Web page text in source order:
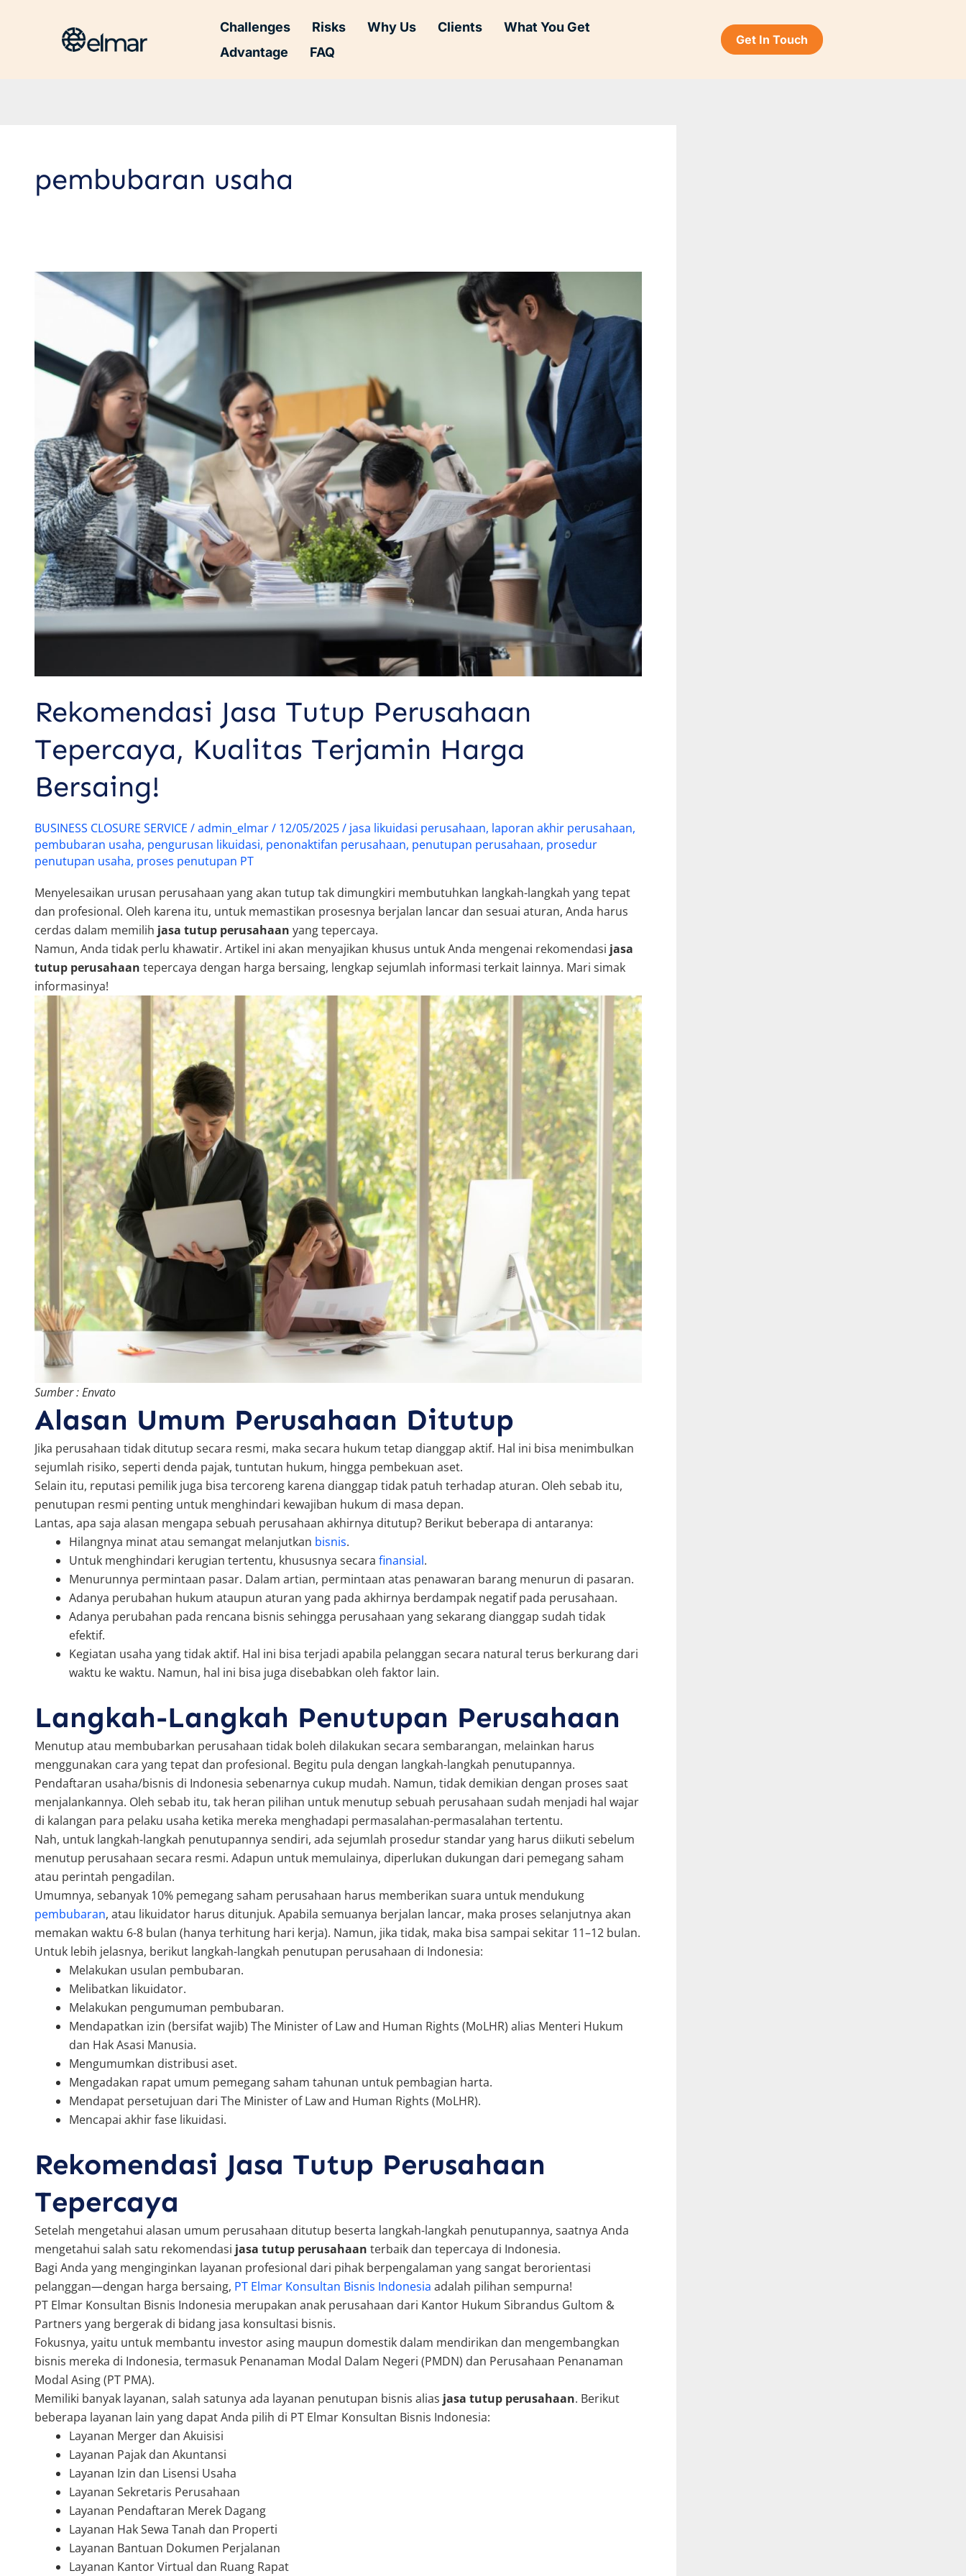
Challenges Risks Why Us Clients
What You Get
Advantage
FAQ
Get In Touch
pembubaran usaha
Rekomendasi Jasa Tutup Perusahaan
Tepercaya, Kualitas Terjamin Harga
Bersaing!
BUSINESS CLOSURE SERVICE /admin_elmar/ 12/05/2025/ jasa likuidasi perusahaan, laporan akhir perusahaan,
pembubaran usaha, pengurusan likuidasi, penonaktifan perusahaan, penutupan perusahaan, prosedur
penutupan usaha, proses penutupan PT
Menyelesaikan urusan perusahaan yang akan tutup tak dimungkiri membutuhkan langkah-langkah yang tepat
dan profesional. Oleh karena itu, untuk memastikan prosesnya berjalan lancar dan sesuai aturan, Anda harus
cerdas dalam memilih jasa tutup perusahaan yang tepercaya.
Namun, Anda tidak perlu khawatir. Artikel ini akan menyajikan khusus untuk Anda mengenai rekomendasi jasa
tutup perusahaan tepercaya dengan harga bersaing, lengkap sejumlah informasi terkait lainnya. Mari simak
informasinya!
Sumber : Envato
Alasan Umum Perusahaan Ditutup
Jika perusahaan tidak ditutup secara resmi, maka secara hukum tetap dianggap aktif. Hal ini bisa menimbulkan
sejumlah risiko, seperti denda pajak, tuntutan hukum, hingga pembekuan aset.
Selain itu, reputasi pemilik juga bisa tercoreng karena dianggap tidak patuh terhadap aturan. Oleh sebab itu,
penutupan resmi penting untuk menghindari kewajiban hukum di masa depan.
Lantas, apa saja alasan mengapa sebuah perusahaan akhirnya ditutup? Berikut beberapa di antaranya:
Hilangnya minat atau semangat melanjutkan bisnis.
Untuk menghindari kerugian tertentu, khususnya secara finansial.
Menurunnya permintaan pasar. Dalam artian, permintaan atas penawaran barang menurun di pasaran.
Adanya perubahan hukum ataupun aturan yang pada akhirnya berdampak negatif pada perusahaan.
Adanya perubahan pada rencana bisnis sehingga perusahaan yang sekarang dianggap sudah tidak
efektif.
Kegiatan usaha yang tidak aktif. Hal ini bisa terjadi apabila pelanggan secara natural terus berkurang dari
waktu ke waktu. Namun, hal ini bisa juga disebabkan oleh faktor lain.
Langkah-Langkah Penutupan Perusahaan
Menutup atau membubarkan perusahaan tidak boleh dilakukan secara sembarangan, melainkan harus
menggunakan cara yang tepat dan profesional. Begitu pula dengan langkah-langkah penutupannya.
Pendaftaran usaha/bisnis di Indonesia sebenarnya cukup mudah. Namun, tidak demikian dengan proses saat
menjalankannya. Oleh sebab itu, tak heran pilihan untuk menutup sebuah perusahaan sudah menjadi hal wajar
di kalangan para pelaku usaha ketika mereka menghadapi permasalahan-permasalahan tertentu.
Nah, untuk langkah-langkah penutupannya sendiri, ada sejumlah prosedur standar yang harus diikuti sebelum
menutup perusahaan secara resmi. Adapun untuk memulainya, diperlukan dukungan dari pemegang saham
atau perintah pengadilan.
Umumnya, sebanyak 10% pemegang saham perusahaan harus memberikan suara untuk mendukung
pembubaran, atau likuidator harus ditunjuk. Apabila semuanya berjalan lancar, maka proses selanjutnya akan
memakan waktu 6-8 bulan (hanya terhitung hari kerja). Namun, jika tidak, maka bisa sampai sekitar 11–12 bulan.
Untuk lebih jelasnya, berikut langkah-langkah penutupan perusahaan di Indonesia:
Melakukan usulan pembubaran.
Melibatkan likuidator.
Melakukan pengumuman pembubaran.
Mendapatkan izin (bersifat wajib) The Minister of Law and Human Rights (MoLHR) alias Menteri Hukum
dan Hak Asasi Manusia.
Mengumumkan distribusi aset.
Mengadakan rapat umum pemegang saham tahunan untuk pembagian harta.
Mendapat persetujuan dari The Minister of Law and Human Rights (MoLHR).
Mencapai akhir fase likuidasi.
Rekomendasi Jasa Tutup Perusahaan
Tepercaya
Setelah mengetahui alasan umum perusahaan ditutup beserta langkah-langkah penutupannya, saatnya Anda
mengetahui salah satu rekomendasi jasa tutup perusahaan terbaik dan tepercaya di Indonesia.
Bagi Anda yang menginginkan layanan profesional dari pihak berpengalaman yang sangat berorientasi
pelanggan—dengan harga bersaing, PT Elmar Konsultan Bisnis Indonesia adalah pilihan sempurna!
PT Elmar Konsultan Bisnis Indonesia merupakan anak perusahaan dari Kantor Hukum Sibrandus Gultom &
Partners yang bergerak di bidang jasa konsultasi bisnis.
Fokusnya, yaitu untuk membantu investor asing maupun domestik dalam mendirikan dan mengembangkan
bisnis mereka di Indonesia, termasuk Penanaman Modal Dalam Negeri (PMDN) dan Perusahaan Penanaman
Modal Asing (PT PMA).
Memiliki banyak layanan, salah satunya ada layanan penutupan bisnis alias jasa tutup perusahaan. Berikut
beberapa layanan lain yang dapat Anda pilih di PT Elmar Konsultan Bisnis Indonesia:
Layanan Merger dan Akuisisi
Layanan Pajak dan Akuntansi
Layanan Izin dan Lisensi Usaha
Layanan Sekretaris Perusahaan
Layanan Pendaftaran Merek Dagang
Layanan Hak Sewa Tanah dan Properti
Layanan Bantuan Dokumen Perjalanan
Layanan Kantor Virtual dan Ruang Rapat
Rekomendasi
Perusahaan
Tepercaya,
Kualitas
Terjamin
Bersaing!